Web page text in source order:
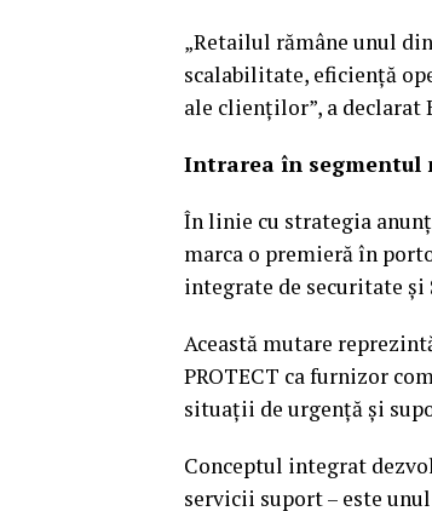
„Retailul rămâne unul
scalabilitate, eficiență
ale clienților”, a declarat
Intrarea în segmentul
În linie cu strategia
marca o premieră în
integrate de securitate și
Această mutare
PROTECT ca furnizor
situații de urgență și
Conceptul integrat
servicii suport – este